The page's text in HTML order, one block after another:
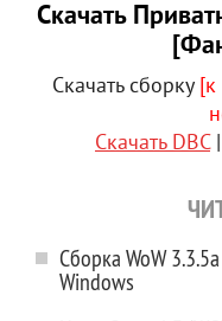
Скачать
Скачать сборку
Скачать DBC|
Сборка WoW
Windows